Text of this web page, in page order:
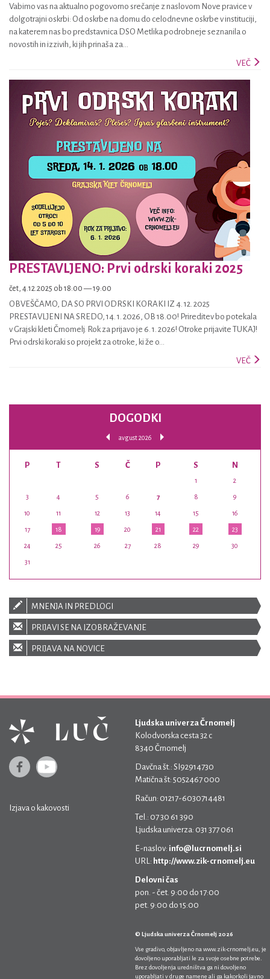
Vabimo vas na aktualno pogovorno srečanje z naslovom Nove pravice v
dolgotrajni oskrbi: Od oskrbe na domu do celodnevne oskrbe v instituciji,
na katerem nas bo predstavnica DSO Metlika podrobneje seznanila o
novostih in izzivih, ki jih prinaša za...
VEČ
PRESTAVLJENO: Prvi odrski koraki 2025
čet, 4.12.2025 ob 18:00 — 19:00
OBVEŠČAMO, DA SO PRVI ODRSKI KORAKI IZ 4. 12. 2025
PRESTAVLJENI NA SREDO, 14. 1. 2026, OB 18.00! Prireditev bo potekala
v Grajski kleti Črnomelj. Rok za prijavo je 6. 1. 2026! Otroke prijavite TUKAJ!
Prvi odrski koraki so projekt za otroke, ki že o...
VEČ
DOGODKI
avgust 2026
P T S Č P S N
1 2
3 4 5 6 7 8 9
10 11 12 13 14 15 16
17 18 19 20 21 22 23
24 25 26 27 28 29 30
31
MNENJA IN PREDLOGI
PRIJAVI SE NA IZOBRAŽEVANJE
PRIJAVA NA NOVICE
Izjava o kakovosti
Ljudska univerza Črnomelj
Kolodvorska cesta 32 c
8340 Črnomelj
Davčna št.: SI92914730
Matična št: 5052467 000
Račun: 01217-6030714481
Tel.: 07 30 61 390
Ljudska univerza: 031 377 061
E-naslov: info@lucrnomelj.si
URL: http://www.zik-crnomelj.eu
Delovni čas
pon. - čet. 9:00 do 17:00
pet. 9:00 do 15:00
© Ljudska univerza Črnomelj 2026
Vse gradivo, objavljeno na www.zik-crnomelj.eu , je
dovoljeno uporabljati le za svoje osebne potrebe.
Brez dovoljenja uredništva ga ni dovoljeno
uporabljati v druge namene ali ga kakorkoli javno